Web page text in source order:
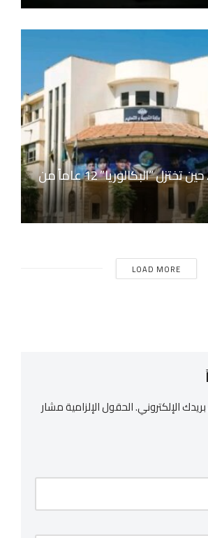
كابوس النتائج.. حين تختزل “البكالوريا” 12 عاماً من
LOAD MORE
الإلكتروني.الحقول الإلزامية مشار